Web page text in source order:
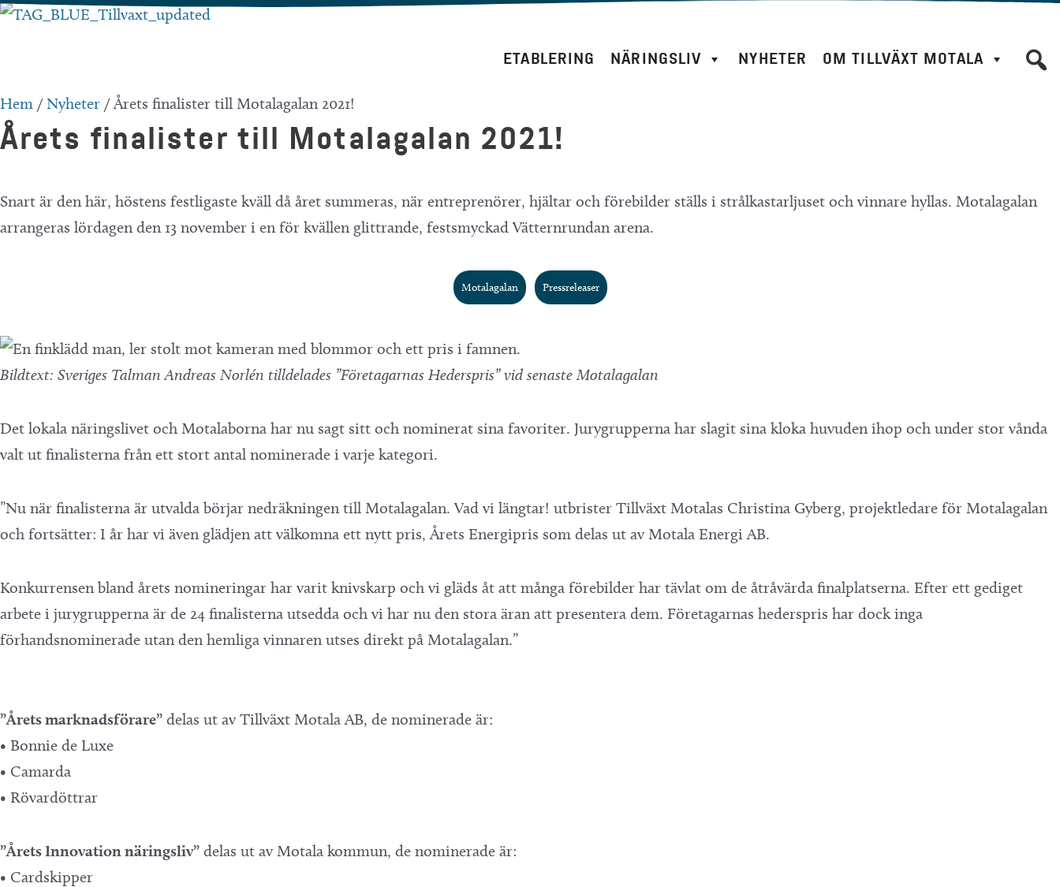
Hoppa
ETABLERING NÄRINGSLIV NYHETER OM TILLVÄXT MOTALA
Hem / Nyheter /Årets finalister till Motalagalan 2021!
Årets finalister till Motalagalan 2021!
Snart är den här, höstens festligaste kväll då året summeras, när entreprenörer, hjältar och förebilder ställs i strålkastarljuset och vinnare hyllas. Motalagalan
arrangeras lördagen den 13 november i en för kvällen glittrande, festsmyckad Vätternrundan arena.
Motalagalan Pressreleaser
Bildtext: Sveriges Talman Andreas Norlén tilldelades ”Företagarnas Hederspris” vid senaste Motalagalan
Det lokala näringslivet och Motalaborna har nu sagt sitt och nominerat sina favoriter. Jurygrupperna har slagit sina kloka huvuden ihop och under stor vånda
valt ut finalisterna från ett stort antal nominerade i varje kategori.
”Nu när finalisterna är utvalda börjar nedräkningen till Motalagalan. Vad vi längtar! utbrister Tillväxt Motalas Christina Gyberg, projektledare för Motalagalan
och fortsätter: I år har vi även glädjen att välkomna ett nytt pris, Årets Energipris som delas ut av Motala Energi AB.
Konkurrensen bland årets nomineringar har varit knivskarp och vi gläds åt att många förebilder har tävlat om de åtråvärda finalplatserna. Efter ett gediget
arbete i jurygrupperna är de 24 finalisterna utsedda och vi har nu den stora äran att presentera dem. Företagarnas hederspris har dock inga
förhandsnominerade utan den hemliga vinnaren utses direkt på Motalagalan.”
”Årets marknadsförare” delas ut av Tillväxt Motala AB, de nominerade är:
• Bonnie de Luxe
• Camarda
• Rövardöttrar
”Årets Innovation näringsliv” delas ut av Motala kommun, de nominerade är:
• Cardskipper